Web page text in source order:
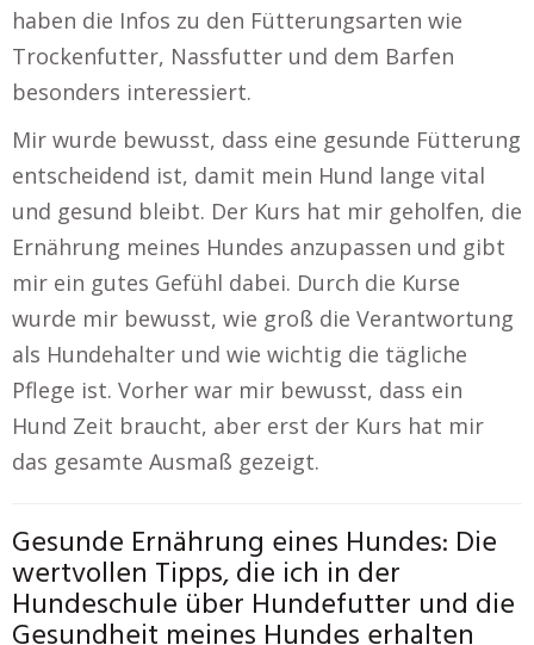
haben die Infos zu den Fütterungsarten wie
Trockenfutter, Nassfutter und dem Barfen
besonders interessiert.
Mir wurde bewusst, dass eine gesunde Fütterung
entscheidend ist, damit mein Hund lange vital
und gesund bleibt. Der Kurs hat mir geholfen, die
Ernährung meines Hundes anzupassen und gibt
mir ein gutes Gefühl dabei. Durch die Kurse
wurde mir bewusst, wie groß die Verantwortung
als Hundehalter und wie wichtig die tägliche
Pflege ist. Vorher war mir bewusst, dass ein
Hund Zeit braucht, aber erst der Kurs hat mir
das gesamte Ausmaß gezeigt.
Gesunde Ernährung eines Hundes: Die
wertvollen Tipps, die ich in der
Hundeschule über Hundefutter und die